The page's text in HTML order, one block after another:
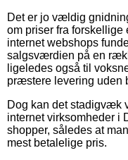
Det er jo vældig
om priser fra forskellige
internet webshops
salgsværdien på en
ligeledes også til
præstere levering uden
Dog kan det stadigvæk
internet virksomheder i
shopper, således at
mest betalelige pris.